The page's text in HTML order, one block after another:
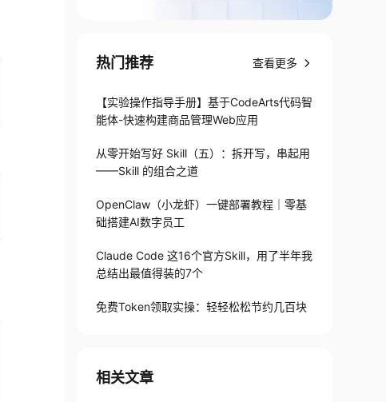
热门推荐 查看更多
【实验操作指导手册】基于CodeArts代码智
能体-快速构建商品管理Web应用
从零开始写好 Skill（五）：拆开写，串起用
——Skill 的组合之道
OpenClaw（小龙虾）一键部署教程｜零基
础搭建AI数字员工
Claude Code 这16个官方Skill，用了半年我
总结出最值得装的7个
免费Token领取实操：轻轻松松节约几百块
相关文章